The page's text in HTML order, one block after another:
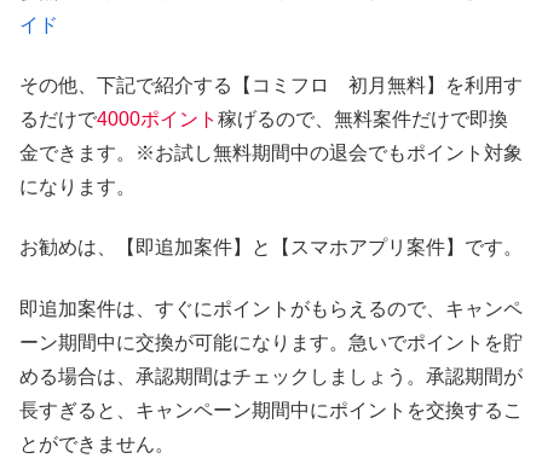
イド
その他、下記で紹介する【コミフロ 初月無料】を利用す
るだけで4000ポイント 稼げるので、無料案件だけで即換
金できます。※お試し無料期間中の退会でもポイント対象
になります。
お勧めは、【即追加案件】と【スマホアプリ案件】です。
即追加案件は、すぐにポイントがもらえるので、キャンペ
ーン期間中に交換が可能になります。急いでポイントを貯
める場合は、承認期間はチェックしましょう。承認期間が
長すぎると、キャンペーン期間中にポイントを交換するこ
とができません。